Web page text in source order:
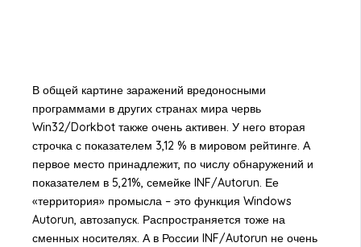
В общей картине заражений вредоносными
программами в других странах мира червь
Win32/Dorkbot также очень активен. У него вторая
строчка с показателем 3,12 % в мировом рейтинге. А
первое место принадлежит, по числу обнаружений и
показателем в 5,21%, семейке INF/Autorun. Ее
«территория» промысла – это функция Windows
Autorun, автозапуск. Распространяется тоже на
сменных носителях. А в России INF/Autorun не очень